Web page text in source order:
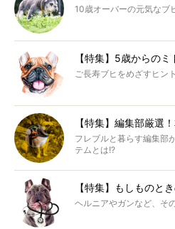
10歳オーバーの元気なブ
【特集】5歳からの
ご長寿ブヒをめざすヒン
【特集】編集部厳選
フレブルと暮らす編集部
テムとは!?
【特集】もしものと
ヘルニアやガンなど、そ